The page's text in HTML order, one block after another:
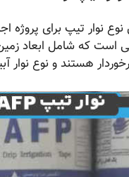
نوع نوار تیپ برای
است که شامل ابعاد
هستند و نوع نوار